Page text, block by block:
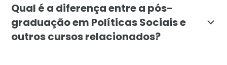
Qual é a diferença entre a pós-
graduação em Políticas Sociais e
outros cursos relacionados?